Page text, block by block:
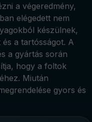
a végeredmény,
elégedett nem
készülnek,
a tartósságot. A
a gyártás során
hogy a foltok
Miután
gyors és